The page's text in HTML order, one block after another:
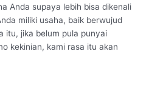
Anda supaya lebih bisa dikenali
miliki usaha, baik berwujud
itu, jika belum pula punyai
kekinian, kami rasa itu akan